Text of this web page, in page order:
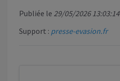
Publiée le 29/05/2026 13:03:14
Support : presse-evasion.fr